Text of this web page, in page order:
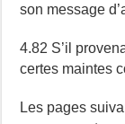
son message
4.82 S’il
certes maintes
Les pages